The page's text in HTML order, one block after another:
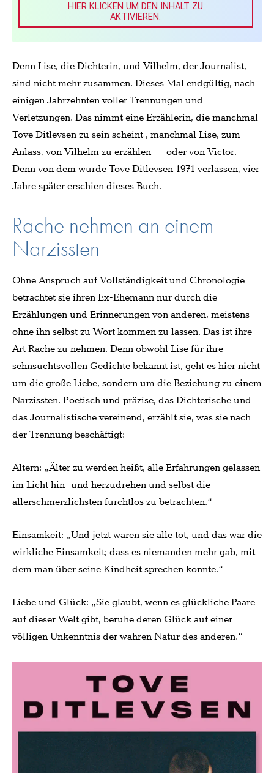
HIER KLICKEN UM DEN INHALT ZU
AKTIVIEREN.
Denn Lise, die Dichterin, und Vilhelm, der Journalist,
sind nicht mehr zusammen. Dieses Mal endgültig, nach
einigen Jahrzehnten voller Trennungen und
Verletzungen. Das nimmt eine Erzählerin, die manchmal
Tove Ditlevsen zu sein scheint , manchmal Lise, zum
Anlass, von Vilhelm zu erzählen – oder von Victor.
Denn von dem wurde Tove Ditlevsen 1971 verlassen, vier
Jahre später erschien dieses Buch.
Rache nehmen an einem
Narzissten
Ohne Anspruch auf Vollständigkeit und Chronologie
betrachtet sie ihren Ex-Ehemann nur durch die
Erzählungen und Erinnerungen von anderen, meistens
ohne ihn selbst zu Wort kommen zu lassen. Das ist ihre
Art Rache zu nehmen. Denn obwohl Lise für ihre
sehnsuchtsvollen Gedichte bekannt ist, geht es hier nicht
um die große Liebe, sondern um die Beziehung zu einem
Narzissten. Poetisch und präzise, das Dichterische und
das Journalistische vereinend, erzählt sie, was sie nach
der Trennung beschäftigt:
Altern: „Älter zu werden heißt, alle Erfahrungen gelassen
im Licht hin- und herzudrehen und selbst die
allerschmerzlichsten furchtlos zu betrachten.“
Einsamkeit: „Und jetzt waren sie alle tot, und das war die
wirkliche Einsamkeit; dass es niemanden mehr gab, mit
dem man über seine Kindheit sprechen konnte.“
Liebe und Glück: „Sie glaubt, wenn es glückliche Paare
auf dieser Welt gibt, beruhe deren Glück auf einer
völligen Unkenntnis der wahren Natur des anderen.“